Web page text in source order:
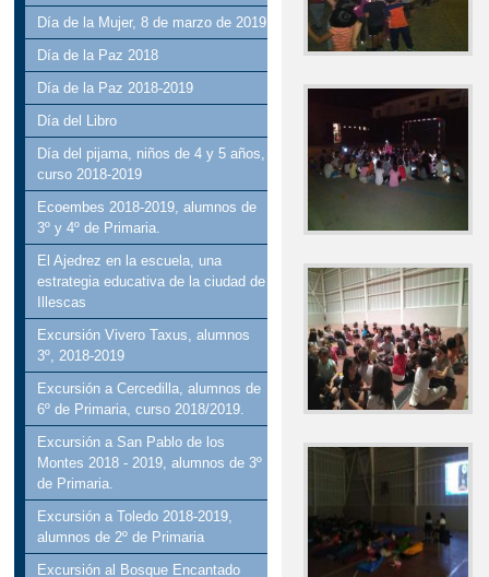
Día de la Mujer, 8 de marzo de 2019
Día de la Paz 2018
Día de la Paz 2018-2019
Día del Libro
Día del pijama, niños de 4 y 5 años,
curso 2018-2019
Ecoembes 2018-2019, alumnos de
3º y 4º de Primaria.
El Ajedrez en la escuela, una
estrategia educativa de la ciudad de
Illescas
Excursión Vivero Taxus, alumnos
3º, 2018-2019
Excursión a Cercedilla, alumnos de
6º de Primaria, curso 2018/2019.
Excursión a San Pablo de los
Montes 2018 - 2019, alumnos de 3º
de Primaria.
Excursión a Toledo 2018-2019,
alumnos de 2º de Primaria
Excursión al Bosque Encantado